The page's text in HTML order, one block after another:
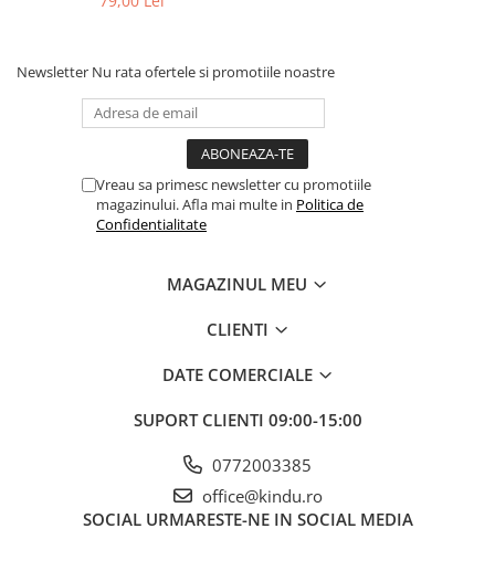
Newsletter Nu rata ofertele si promotiile noastre
Vreau sa primesc newsletter cu promotiile
magazinului. Afla mai multe in Politica de
Confidentialitate
MAGAZINUL MEU
CLIENTI
DATE COMERCIALE
SUPORT CLIENTI 09:00-15:00
0772003385
office@kindu.ro
SOCIAL URMARESTE-NE IN SOCIAL MEDIA